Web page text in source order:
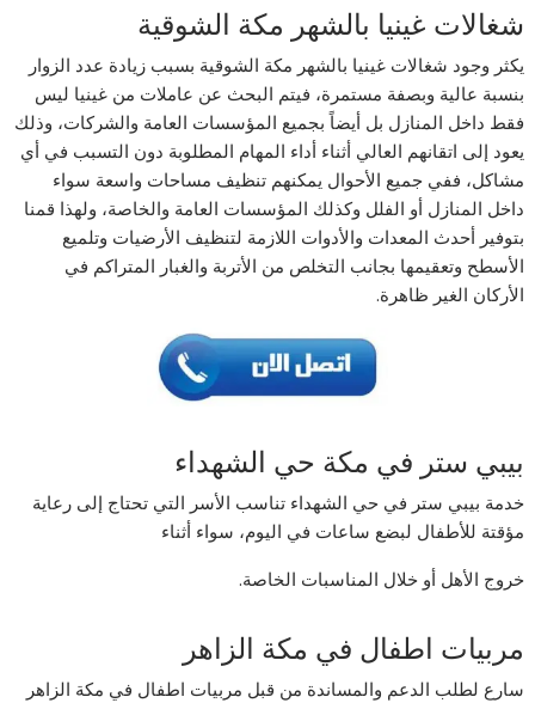
شغالات غينيا بالشهر مكة الشوقية
يكثر وجود شغالات غينيا بالشهر مكة الشوقية بسبب زيادة عدد الزوار
بنسبة عالية وبصفة مستمرة، فيتم البحث عن عاملات من غينيا ليس
فقط داخل المنازل بل أيضاً بجميع المؤسسات العامة والشركات، وذلك
يعود إلى اتقانهم العالي أثناء أداء المهام المطلوبة دون التسبب في أي
مشاكل، ففي جميع الأحوال يمكنهم تنظيف مساحات واسعة سواء
داخل المنازل أو الفلل وكذلك المؤسسات العامة والخاصة، ولهذا قمنا
بتوفير أحدث المعدات والأدوات اللازمة لتنظيف الأرضيات وتلميع
الأسطح وتعقيمها بجانب التخلص من الأتربة والغبار المتراكم في
الأركان الغير ظاهرة.
بيبي ستر في مكة حي الشهداء
خدمة بيبي ستر في حي الشهداء تناسب الأسر التي تحتاج إلى رعاية
مؤقتة للأطفال لبضع ساعات في اليوم، سواء أثناء
خروج الأهل أو خلال المناسبات الخاصة.
مربيات اطفال في مكة الزاهر
سارع لطلب الدعم والمساندة من قبل مربيات اطفال في مكة الزاهر